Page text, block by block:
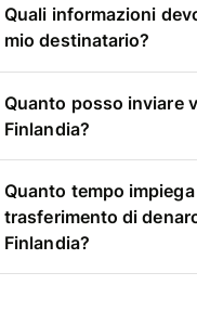
Quali informazioni
mio destinatario?
Quanto posso inviare
Finlandia?
Quanto tempo
trasferimento di
Finlandia?